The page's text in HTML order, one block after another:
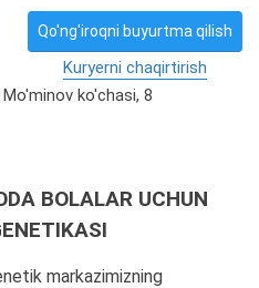
Qo'ng'iroqni buyurtma qilish
Kuryerni chaqirtirish
ko'chasi, 8
BOLALAR UCHUN
markazimizning